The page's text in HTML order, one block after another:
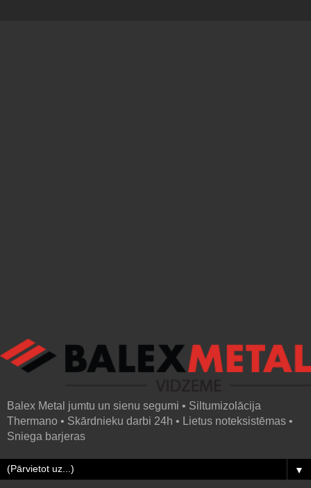
Balex Metal jumtu un sienu segumi • Siltumizolācija
Thermano • Skārdnieku darbi 24h • Lietus noteksistēmas •
Sniega barjeras
▼